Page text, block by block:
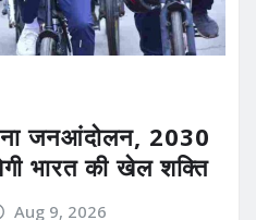
जनआंदोलन, 2030
भारत की खेल शक्ति
Aug 9, 2026